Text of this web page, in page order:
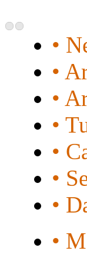
•
•
•
•
•
•
•
•